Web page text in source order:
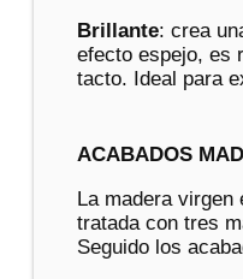
Brillante: crea
efecto espejo, es
tacto. Ideal para
ACABADOS
La madera
tratada con tres
Seguido los